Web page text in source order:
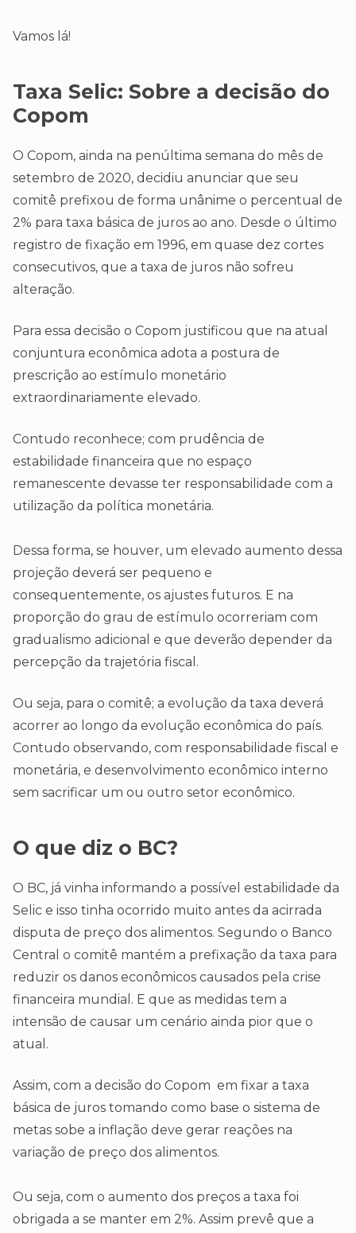
Vamos lá!
Taxa Selic: Sobre a decisão do
Copom
O Copom, ainda na penúltima semana do mês de
setembro de 2020, decidiu anunciar que seu
comitê prefixou de forma unânime o percentual de
2% para taxa básica de juros ao ano. Desde o último
registro de fixação em 1996, em quase dez cortes
consecutivos, que a taxa de juros não sofreu
alteração.
Para essa decisão o Copom justificou que na atual
conjuntura econômica adota a postura de
prescrição ao estímulo monetário
extraordinariamente elevado.
Contudo reconhece; com prudência de
estabilidade financeira que no espaço
remanescente devasse ter responsabilidade com a
utilização da política monetária.
Dessa forma, se houver, um elevado aumento dessa
projeção deverá ser pequeno e
consequentemente, os ajustes futuros. E na
proporção do grau de estímulo ocorreriam com
gradualismo adicional e que deverão depender da
percepção da trajetória fiscal.
Ou seja, para o comitê; a evolução da taxa deverá
acorrer ao longo da evolução econômica do país.
Contudo observando, com responsabilidade fiscal e
monetária, e desenvolvimento econômico interno
sem sacrificar um ou outro setor econômico.
O que diz o BC?
O BC, já vinha informando a possível estabilidade da
Selic e isso tinha ocorrido muito antes da acirrada
disputa de preço dos alimentos. Segundo o Banco
Central o comitê mantém a prefixação da taxa para
reduzir os danos econômicos causados pela crise
financeira mundial. E que as medidas tem a
intensão de causar um cenário ainda pior que o
atual.
Assim, com a decisão do Copom em fixar a taxa
básica de juros tomando como base o sistema de
metas sobe a inflação deve gerar reações na
variação de preço dos alimentos.
Ou seja, com o aumento dos preços a taxa foi
obrigada a se manter em 2%. Assim prevê que a